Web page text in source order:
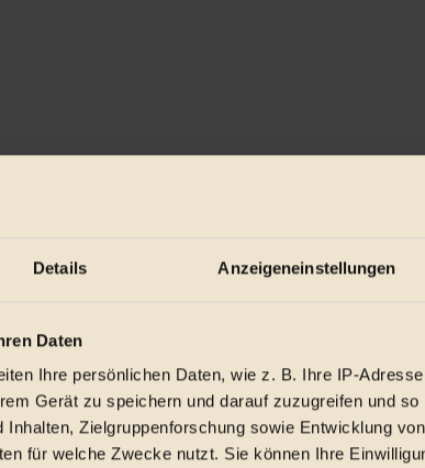
Details Anzeigeneinstellungen
Daten
Ihre persönlichen Daten, wie z. B. Ihre IP-
Gerät zu speichern und darauf zuzugreifen und
Inhalten, Zielgruppenforschung sowie Entwicklung
für welche Zwecke nutzt. Sie können Ihre